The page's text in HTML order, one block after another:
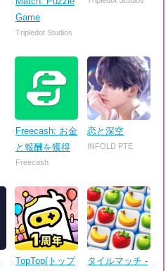
Game
Tripledot Studios
Freecash: お金
と報酬を獲得
Freecash
恋と深空
INFOLD PTE
TopTop(トップ
タイルマッチ -